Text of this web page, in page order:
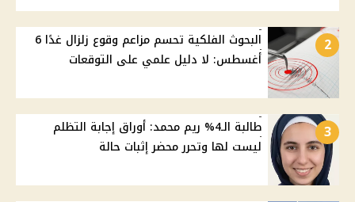
2
البحوث الفلكية تحسم مزاعم وقوع زلزال غدًا 6
أغسطس: لا دليل علمي على التوقعات
3
طالبة الـ4% ريم محمد: أوراق إجابة التظلم
ليست لها وتحرر محضر إثبات حالة